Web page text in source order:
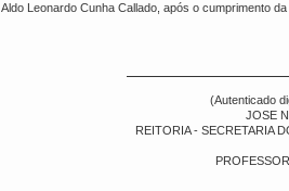
Aldo Leonardo Cunha Callado, após o cumprimento da
(Autenticado
JOSE
REITORIA - SECRETARIA